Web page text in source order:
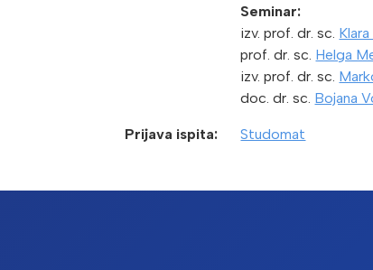
Seminar:
izv. prof. dr. sc.
prof. dr. sc. Helga
izv. prof. dr. sc.
doc. dr. sc. Bojana
Prijava ispita: Studomat